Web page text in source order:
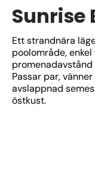
Sunrise
Ett strandnära
poolområde,
Passar par,
avslappnad
östkust.